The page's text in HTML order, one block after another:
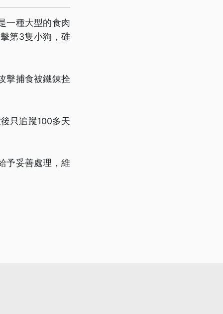
一種大型的食肉
第3隻小狗，碓
擊捕食被鐵鍊拴
只追蹤100多天
予妥善處理，維